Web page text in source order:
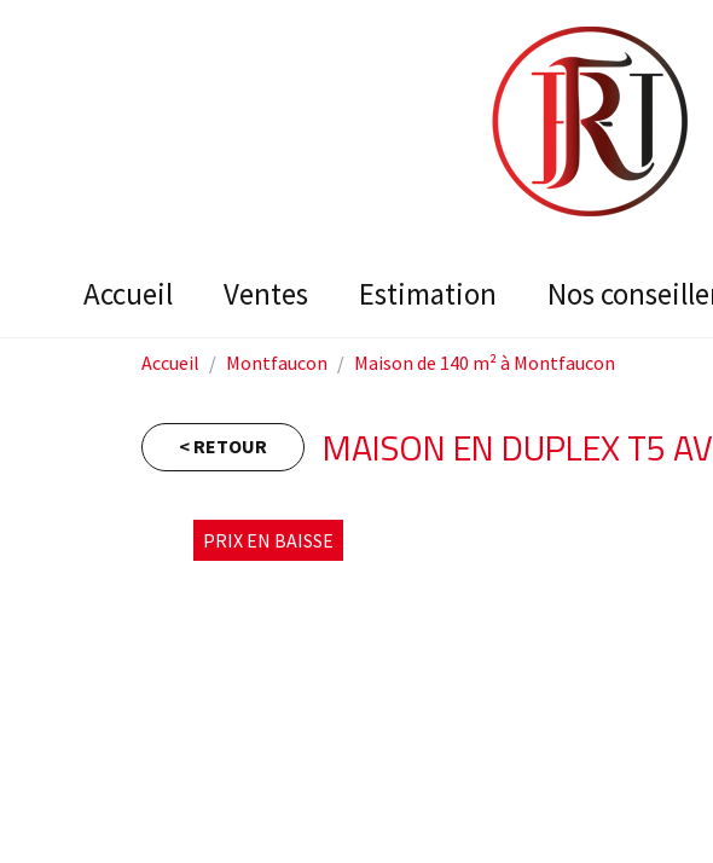
accueil ventes estimation nos
Accueil Montfaucon Maison de 140 m² à Montfaucon
< RETOUR MAISON EN DUPLEX T5
PRIX EN BAISSE